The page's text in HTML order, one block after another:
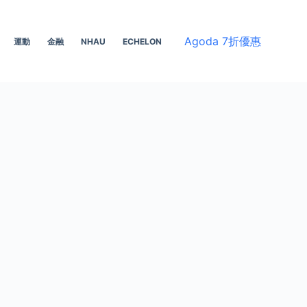
運動 金融 NHAU ECHELON Agoda 7折優惠